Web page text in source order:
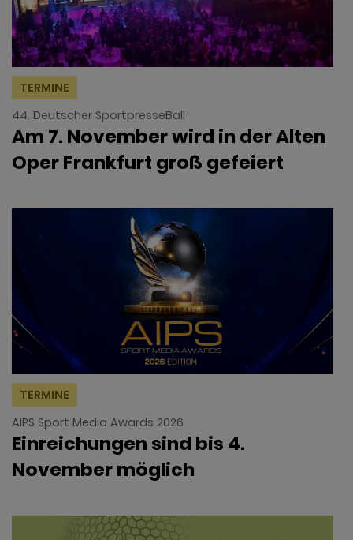
TERMINE
44. Deutscher SportpresseBall
Am 7. November wird in der Alten
Oper Frankfurt groß gefeiert
TERMINE
AIPS Sport Media Awards 2026
Einreichungen sind bis 4.
November möglich